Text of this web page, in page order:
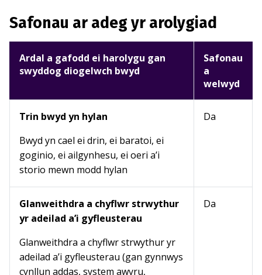
Safonau ar adeg yr arolygiad
Ardal a gafodd ei harolygu gan
swyddog diogelwch bwyd
Safonau
a
welwyd
Trin bwyd yn hylan
Bwyd yn cael ei drin, ei baratoi, ei
goginio, ei ailgynhesu, ei oeri a’i
storio mewn modd hylan
Da
Glanweithdra a chyflwr strwythur
yr adeilad a’i gyfleusterau
Glanweithdra a chyflwr strwythur yr
adeilad a’i gyfleusterau (gan gynnwys
cynllun addas, system awyru,
Da